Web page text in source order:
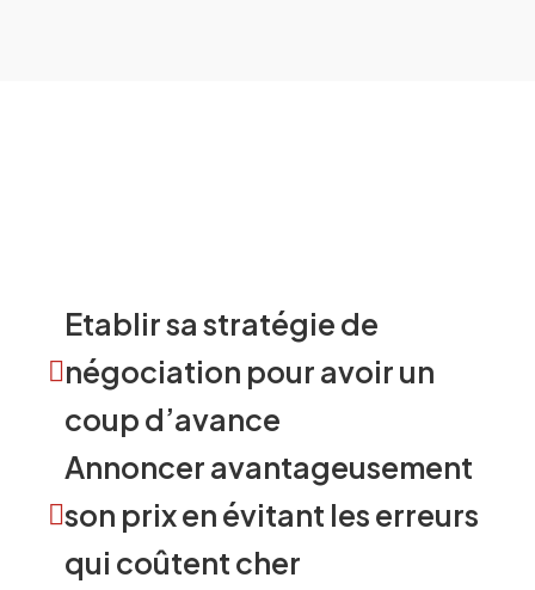
Etablir sa stratégie de
négociation pour avoir un
coup d’avance
Annoncer avantageusement
son prix en évitant les erreurs
qui coûtent cher